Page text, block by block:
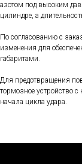
азотом под высоким
цилиндре, а
По согласованию с
изменения для
габаритами.
Для предотвращения
тормозное устройство
начала цикла удара.